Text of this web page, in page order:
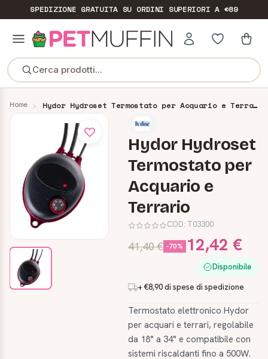
SPEDIZIONE GRATUITASU ORDINI SUPERIORI A €89
Cerca prodotti...
Home Hydor Hydroset Termostato per Acquario e Terrario
Hydor Hydroset
Termostato per
Acquario e
Terrario
COD: T03300
41,40 € -70% 12,42 €
Disponibile
+ €8,90 di spese di spedizione
Termostato elettronico Hydor
per acquari e terrari, regolabile
da 18° a 34° e compatibile con
sistemi riscaldanti fino a 500W.